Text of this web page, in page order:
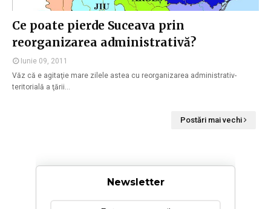
Ce poate pierde Suceava prin
reorganizarea administrativă?
Iunie 09, 2011
Văz că e agitaţie mare zilele astea cu reorganizarea administrativ-
teritorială a ţării…
Postări mai vechi
Newsletter